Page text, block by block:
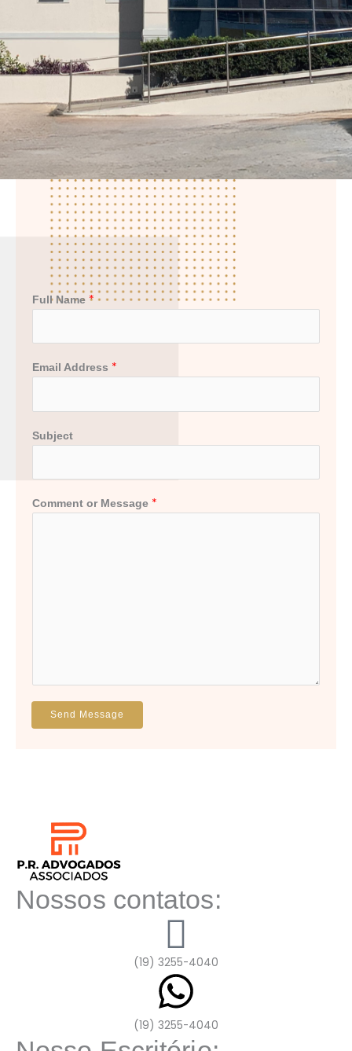
Full Name *
Email Address *
Subject
Comment or Message *
Send Message
Nossos contatos:
(19) 3255-4040
(19) 3255-4040